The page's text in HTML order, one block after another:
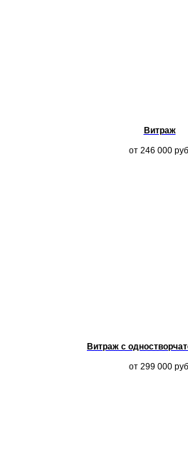
Витраж
от 246 000
Витраж с
от 299 000 руб.